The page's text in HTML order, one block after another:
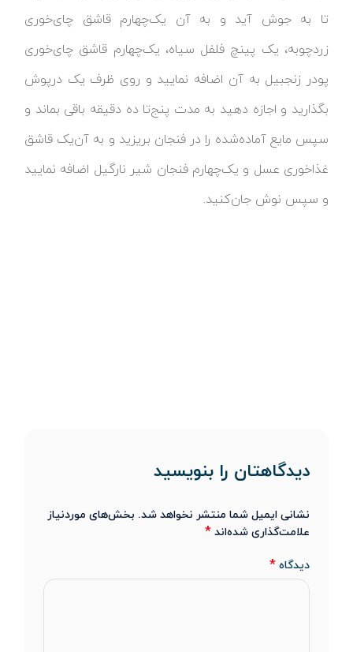
تا به جوش آید و به آن یک‌چهارم قاشق چای‌خوری
زردچوبه، یک پینچ فلفل سیاه، یک‌چهارم قاشق چای‌خوری
پودر زنجبیل به آن اضافه نمایید و روی ظرف یک درپوش
بگذارید و اجازه دهید به مدت پنج‌تا ده دقیقه باقی بماند و
سپس مایع آماده‌شده را در فنجان بریزید و به آن‌یک قاشق
غذاخوری عسل و یک‌چهارم فنجان شیر نارگیل اضافه نمایید
و سپس نوش جان‌کنید.
دیدگاهتان را بنویسید
نشانی ایمیل شما منتشر نخواهد شد. بخش‌های موردنیاز
علامت‌گذاری شده‌اند *
دیدگاه *